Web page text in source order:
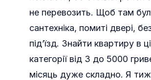
не перевозить. Щоб там
сантехніка, помиті двері,
під’їзд. Знайти квартиру в
категорії від 3 до 5000
місяць дуже складно. Я